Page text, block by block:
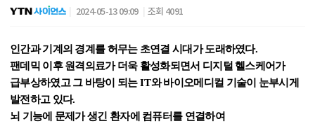
2024-05-13 09:09 조회 4091
인간과 기계의 경계를 허무는 초연결 시대가 도래하였다.
팬데믹 이후 원격의료가 더욱 활성화되면서 디지털 헬스케어가
급부상하였고 그 바탕이 되는IT와 바이오메디컬 기술이 눈부시게
발전하고 있다.
뇌 기능에 문제가 생긴 환자에 컴퓨터를 연결하여